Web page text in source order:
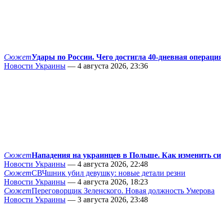
СюжетУдары по России. Чего достигла 40-дневная
Новости Украины — 4 августа 2026, 23:36
СюжетНападения на украинцев в Польше. Как изменить
Новости Украины — 4 августа 2026, 22:48
СюжетСВЧшник убил девушку: новые детали резни
Новости Украины — 4 августа 2026, 18:23
СюжетПереговорщик Зеленского. Новая должность Умерова
Новости Украины — 3 августа 2026, 23:48